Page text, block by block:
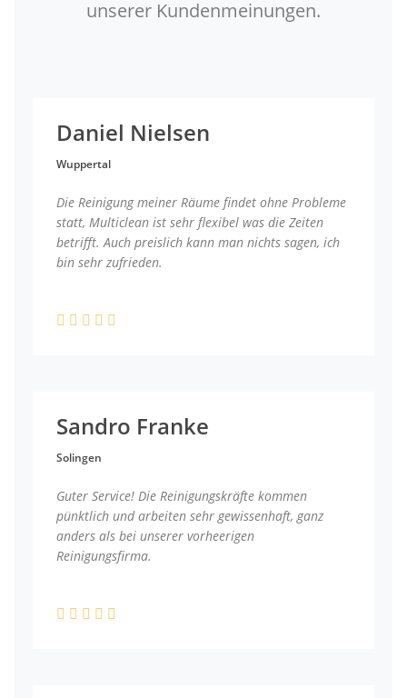
unserer Kundenmeinungen.
Daniel Nielsen
Wuppertal
Die Reinigung meiner Räume findet ohne Probleme
statt, Multiclean ist sehr flexibel was die Zeiten
betrifft. Auch preislich kann man nichts sagen, ich
bin sehr zufrieden.
Sandro Franke
Solingen
Guter Service! Die Reinigungskräfte kommen
pünktlich und arbeiten sehr gewissenhaft, ganz
anders als bei unserer vorheerigen
Reinigungsfirma.